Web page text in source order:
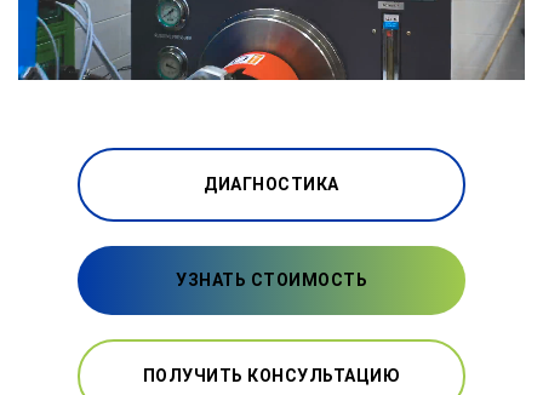
ДИАГНОСТИКА
УЗНАТЬ СТОИМОСТЬ
ПОЛУЧИТЬ КОНСУЛЬТАЦИЮ